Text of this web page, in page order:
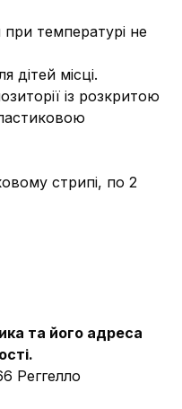
при температурі не
дітей місці.
із розкритою
стрипі, по 2
та його адреса
Реггелло